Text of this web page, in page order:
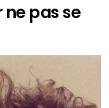
pas se